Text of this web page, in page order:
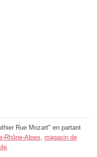
Rue Mozart" en partant
Rhône-Alpes
magasin de